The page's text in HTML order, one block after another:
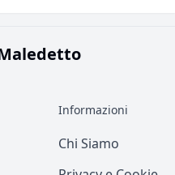
Informazioni
Chi Siamo